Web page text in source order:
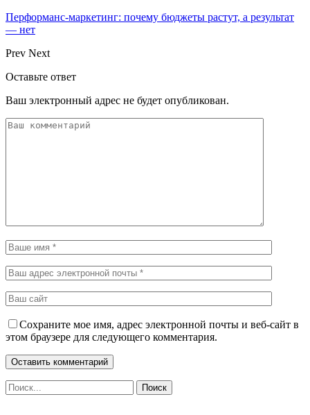
Перформанс-маркетинг: почему бюджеты растут, а результат
— нет
Prev Next
Оставьте ответ
Ваш электронный адрес не будет опубликован.
Сохраните мое имя, адрес электронной почты и веб-сайт в
этом браузере для следующего комментария.